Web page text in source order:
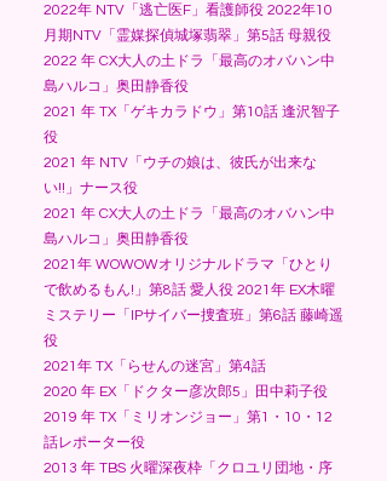
2022年 NTV「逃亡医F」看護師役 2022年10
月期NTV「霊媒探偵城塚翡翠」第5話 母親役
2022 年 CX大人の土ドラ「最高のオバハン中
島ハルコ」奥田静香役
2021 年 TX「ゲキカラドウ」第10話 逢沢智子
役
2021 年 NTV「ウチの娘は、彼氏が出来な
い!!」ナース役
2021 年 CX大人の土ドラ「最高のオバハン中
島ハルコ」奥田静香役
2021年 WOWOWオリジナルドラマ「ひとり
で飲めるもん!」第8話 愛人役 2021年 EX木曜
ミステリー「IPサイバー捜査班」第6話 藤崎遥
役
2021年 TX「らせんの迷宮」第4話
2020 年 EX「ドクター彦次郎5」田中莉子役
2019 年 TX「ミリオンジョー」第1・10・12
話レポーター役
2013 年 TBS 火曜深夜枠「クロユリ団地・序